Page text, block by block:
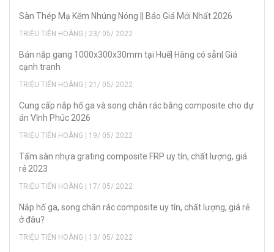
Sàn Thép Mạ Kẽm Nhúng Nóng || Báo Giá Mới Nhất 2026
TRIỆU TIẾN HOÀNG | 23/ 05/ 2022
Bán nắp gang 1000x300x30mm tại Huế| Hàng có sẵn| Giá
cạnh tranh
TRIỆU TIẾN HOÀNG | 21/ 05/ 2022
Cung cấp nắp hố ga và song chắn rác bằng composite cho dự
án Vĩnh Phúc 2026
TRIỆU TIẾN HOÀNG | 19/ 05/ 2022
Tấm sàn nhựa grating composite FRP uy tín, chất lượng, giá
rẻ 2023
TRIỆU TIẾN HOÀNG | 17/ 05/ 2022
Nắp hố ga, song chắn rác composite uy tín, chất lượng, giá rẻ
ở đâu?
TRIỆU TIẾN HOÀNG | 13/ 05/ 2022